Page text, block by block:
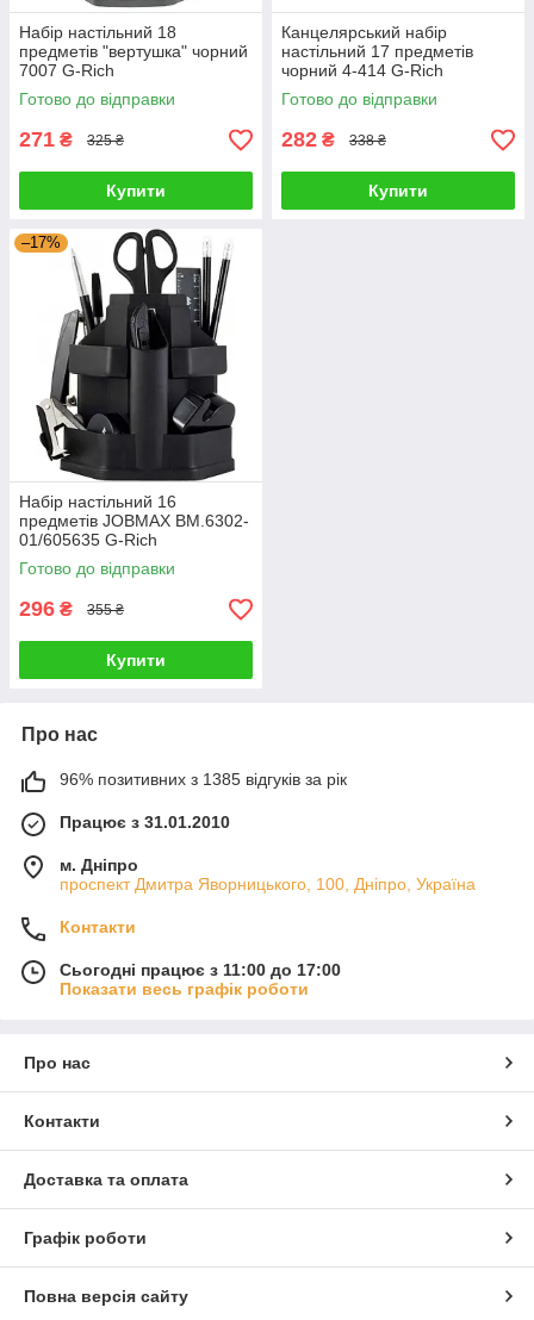
Набір настільний 18
предметів "вертушка" чорний
7007 G-Rich
Готово до відправки
271 ₴ 325 ₴
Купити
Канцелярський набір
настільний 17 предметів
чорний 4-414 G-Rich
Готово до відправки
282 ₴ 338 ₴
Купити
–17%
Набір настільний 16
предметів JOBMAX BM.6302-
01/605635 G-Rich
Готово до відправки
296 ₴ 355 ₴
Купити
Про нас
96% позитивних з 1385 відгуків за рік
Працює з 31.01.2010
м. Дніпро
проспект Дмитра Яворницького, 100, Дніпро, Україна
Контакти
Сьогодні працює з 11:00 до 17:00
Показати весь графік роботи
Про нас
Контакти
Доставка та оплата
Графік роботи
Повна версія сайту